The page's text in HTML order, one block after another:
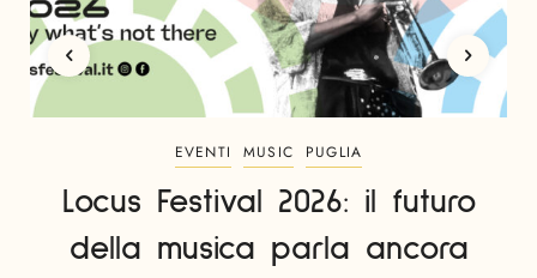
EVENTI MUSIC PUGLIA
Locus Festival 2026: il futuro
della musica parla ancora